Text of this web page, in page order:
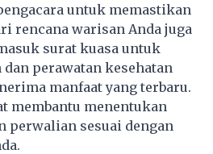
untuk memastikan
rencana warisan Anda juga
surat kuasa untuk
perawatan kesehatan
manfaat yang terbaru.
membantu menentukan
perwalian sesuai dengan